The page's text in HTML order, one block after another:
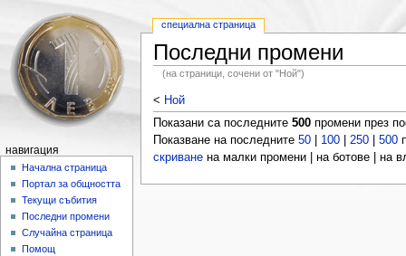
Последни промени
(на страници, сочени от "Ной")
< Ной
Показани са последните 500промени през
Показване на последните 50| 100| 250| 500
скриванена малки промени | на ботове | на
специална страница
навигация
Начална страница
Портал за общността
Текущи събития
Последни промени
Случайна страница
Помощ